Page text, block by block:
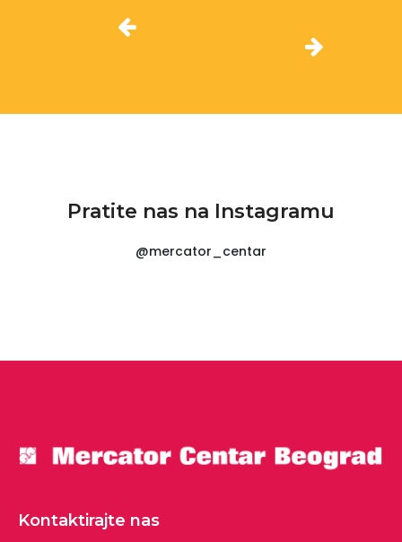
Pratite nas na Instagramu
@mercator_centar
Kontaktirajte nas